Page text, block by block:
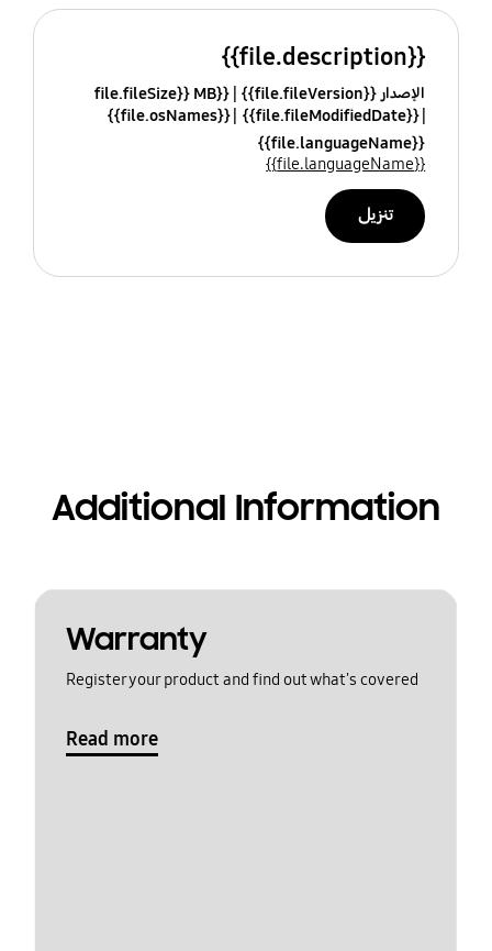
{{file.description}}
الإصدار {{file.fileVersion}}
{{file.fileSize}} MB
{{file.fileModifiedDate}}
{{file.osNames}}
{{file.languageName}}
{{file.languageName}}
تنزيل
Additional Information
Warranty
Register your product and find out what's covered
Read more